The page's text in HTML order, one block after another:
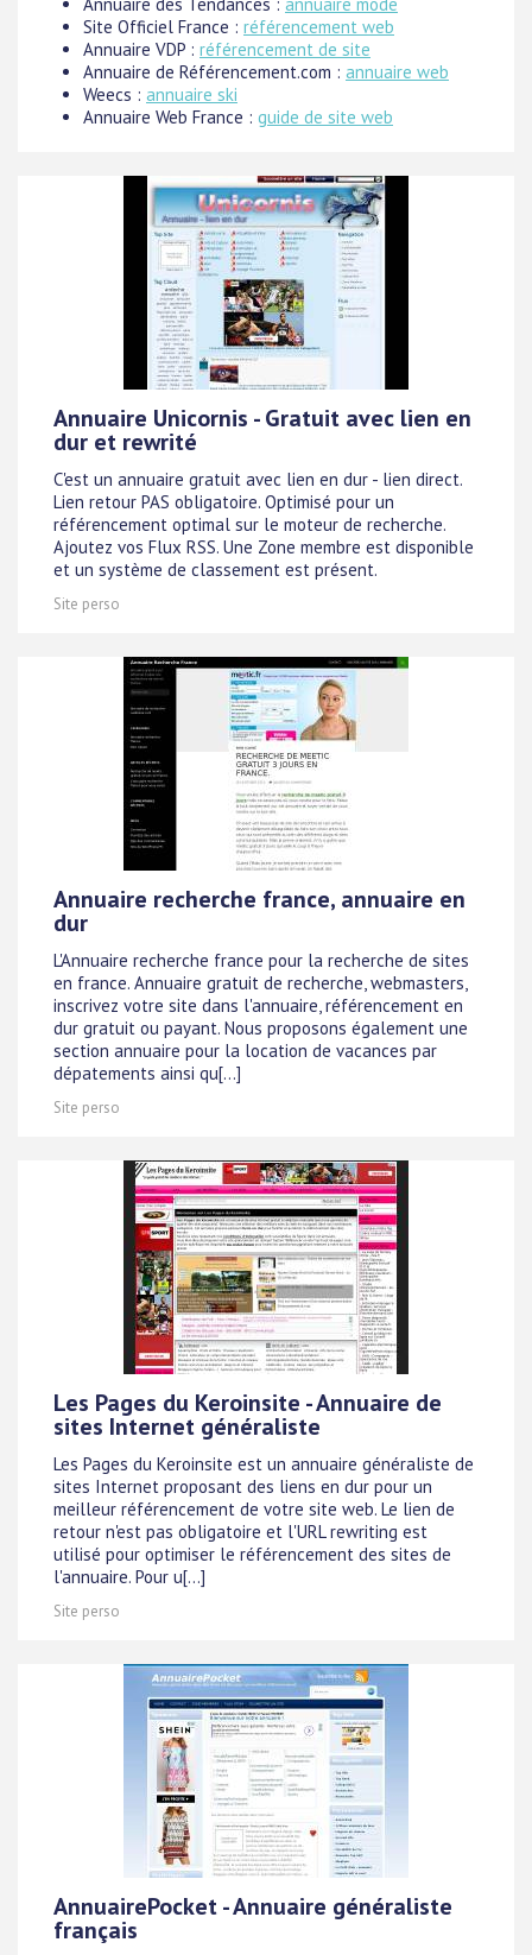
Site Officiel France : référencement web
Annuaire VDP : référencement de site
Annuaire de Référencement.com : annuaire web
Weecs : annuaire ski
Annuaire Web France : guide de site web
Annuaire Unicornis - Gratuit avec lien en
dur et rewrité
C'est un annuaire gratuit avec lien en dur - lien direct.
Lien retour PAS obligatoire. Optimisé pour un
référencement optimal sur le moteur de recherche.
Ajoutez vos Flux RSS. Une Zone membre est disponible
et un système de classement est présent.
Site perso
Annuaire recherche france, annuaire en
dur
L'Annuaire recherche france pour la recherche de sites
en france. Annuaire gratuit de recherche, webmasters,
inscrivez votre site dans l'annuaire, référencement en
dur gratuit ou payant. Nous proposons également une
section annuaire pour la location de vacances par
dépatements ainsi qu[...]
Site perso
Les Pages du Keroinsite - Annuaire de
sites Internet généraliste
Les Pages du Keroinsite est un annuaire généraliste de
sites Internet proposant des liens en dur pour un
meilleur référencement de votre site web. Le lien de
retour n'est pas obligatoire et l'URL rewriting est
utilisé pour optimiser le référencement des sites de
l'annuaire. Pour u[...]
Site perso
AnnuairePocket - Annuaire généraliste
français